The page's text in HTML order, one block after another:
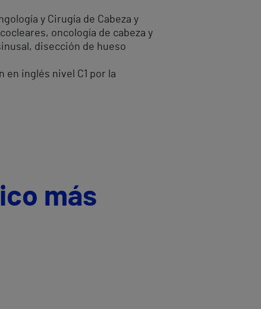
y Cirugía de Cabeza y
oncología de cabeza y
disección de hueso
inglés nivel C1 por la
más